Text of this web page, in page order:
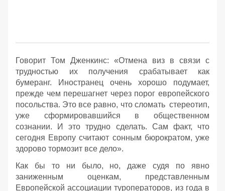
Говорит Том Дженкинс: «Отмена виз в связи с
трудностью их получения срабатывает как
бумеранг. Иностранец очень хорошо подумает,
прежде чем перешагнет через порог европейского
посольства. Это все равно, что сломать стереотип,
уже сформировавшийся в общественном
сознании. И это трудно сделать. Сам факт, что
сегодня Европу считают сонным бюрократом, уже
здорово тормозит все дело».
Как бы то ни было, но, даже судя по явно
заниженным оценкам, представленным
Европейской ассоциации туроператоров, из года в